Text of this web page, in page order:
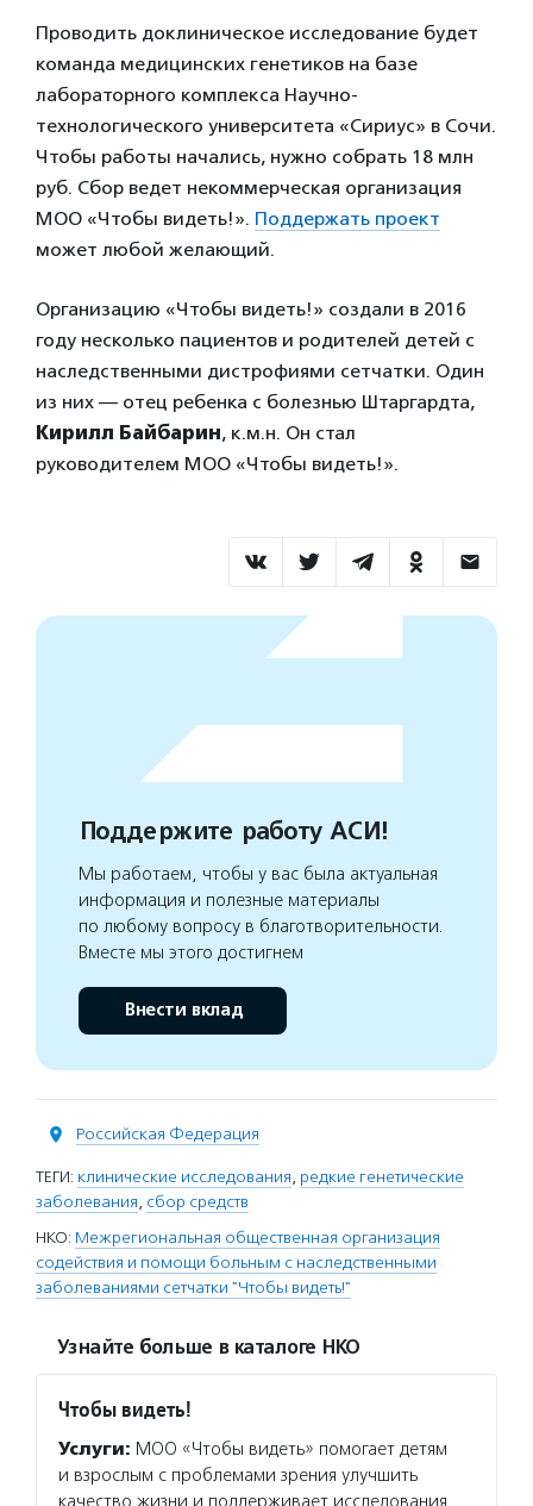
Проводить доклиническое исследование будет
команда медицинских генетиков на базе
лабораторного комплекса Научно-
технологического университета «Сириус» в Сочи.
Чтобы работы начались, нужно собрать 18 млн
руб. Сбор ведет некоммерческая организация
МОО «Чтобы видеть!». Поддержать проект
может любой желающий.
Организацию «Чтобы видеть!» создали в 2016
году несколько пациентов и родителей детей с
наследственными дистрофиями сетчатки. Один
из них — отец ребенка с болезнью Штаргардта,
Кирилл Байбарин, к.м.н. Он стал
руководителем МОО «Чтобы видеть!».
Поддержите работу АСИ!
Мы работаем, чтобы у вас была актуальная
информация и полезные материалы
по любому вопросу в благотворительности.
Вместе мы этого достигнем
Внести вклад
Российская Федерация
ТЕГИ: клинические исследования, редкие генетические
заболевания, сбор средств
НКО: Межрегиональная общественная организация
содействия и помощи больным с наследственными
заболеваниями сетчатки "Чтобы видеть!"
Узнайте больше в каталоге НКО
Чтобы видеть!
Услуги: МОО «Чтобы видеть» помогает детям
и взрослым с проблемами зрения улучшить
качество жизни и поддерживает исследования